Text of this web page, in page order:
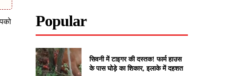
Popular
सिवनी में टाइगर की दस्तक! फार्म हाउस
के पास घोड़े का शिकार, इलाके में दहशत